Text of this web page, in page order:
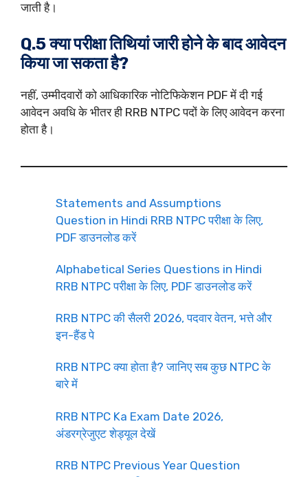
जाती है।
Q.5 क्या परीक्षा तिथियां जारी होने के बाद आवेदन
किया जा सकता है?
नहीं, उम्मीदवारों को आधिकारिक नोटिफिकेशन PDF में दी गई
आवेदन अवधि के भीतर ही RRB NTPC पदों के लिए आवेदन करना
होता है।
Statements and Assumptions
Question in Hindi RRB NTPC परीक्षा के लिए,
PDF डाउनलोड करें
Alphabetical Series Questions in Hindi
RRB NTPC परीक्षा के लिए, PDF डाउनलोड करें
RRB NTPC की सैलरी 2026, पदवार वेतन, भत्ते और
इन-हैंड पे
RRB NTPC क्या होता है? जानिए सब कुछ NTPC के
बारे में
RRB NTPC Ka Exam Date 2026,
अंडरग्रेजुएट शेड्यूल देखें
RRB NTPC Previous Year Question